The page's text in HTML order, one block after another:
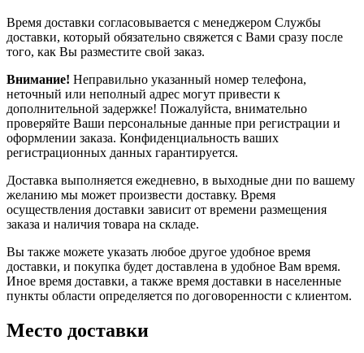
Время доставки согласовывается с менеджером Службы
доставки, который обязательно свяжется с Вами сразу после
того, как Вы разместите свой заказ.
Внимание! Неправильно указанный номер телефона,
неточный или неполный адрес могут привести к
дополнительной задержке! Пожалуйста, внимательно
проверяйте Ваши персональные данные при регистрации и
оформлении заказа. Конфиденциальность ваших
регистрационных данных гарантируется.
Доставка выполняется ежедневно, в выходные дни по вашему
желанию мы может произвести доставку. Время
осуществления доставки зависит от времени размещения
заказа и наличия товара на складе.
Вы также можете указать любое другое удобное время
доставки, и покупка будет доставлена в удобное Вам время.
Иное время доставки, а также время доставки в населенные
пункты области определяется по договоренности с клиентом.
Место доставки